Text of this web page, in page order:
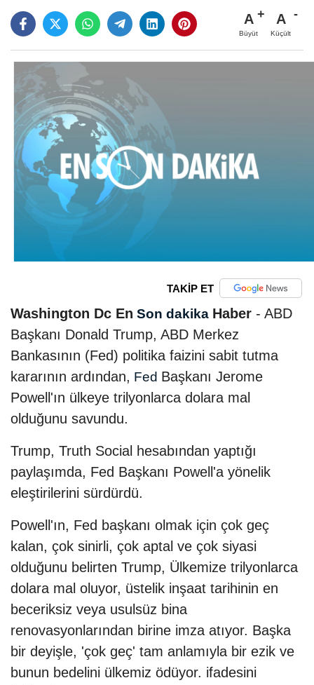
A
Büyüt
A
Küçült
TAKİP ET
Washington Dc En Son dakika Haber - ABD
Başkanı Donald Trump, ABD Merkez
Bankasının (Fed) politika faizini sabit tutma
kararının ardından, Fed Başkanı Jerome
Powell'ın ülkeye trilyonlarca dolara mal
olduğunu savundu.
Trump, Truth Social hesabından yaptığı
paylaşımda, Fed Başkanı Powell'a yönelik
eleştirilerini sürdürdü.
Powell'ın, Fed başkanı olmak için çok geç
kalan, çok sinirli, çok aptal ve çok siyasi
olduğunu belirten Trump, Ülkemize trilyonlarca
dolara mal oluyor, üstelik inşaat tarihinin en
beceriksiz veya usulsüz bina
renovasyonlarından birine imza atıyor. Başka
bir deyişle, 'çok geç' tam anlamıyla bir ezik ve
bunun bedelini ülkemiz ödüyor. ifadesini